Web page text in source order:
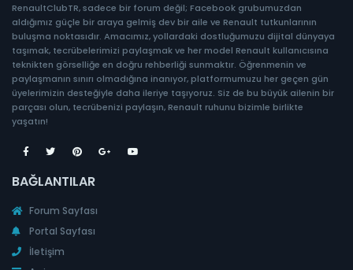
RenaultClubTR, sadece bir forum değil; Facebook grubumuzdan
aldığımız güçle bir araya gelmiş dev bir aile ve Renault tutkunlarının
buluşma noktasıdır. Amacımız, yollardaki dostluğumuzu dijital dünyaya
taşımak, tecrübelerimizi paylaşmak ve her model Renault kullanıcısına
teknikten görselliğe en doğru rehberliği sunmaktır. Öğrenmenin ve
paylaşmanın sınırı olmadığına inanıyor, platformumuzu her geçen gün
üyelerimizin desteğiyle daha ileriye taşıyoruz. Siz de bu büyük ailenin bir
parçası olun, tecrübenizi paylaşın, Renault ruhunu bizimle birlikte
yaşatın!
BAĞLANTILAR
Forum Sayfası
Portal Sayfası
İletişim